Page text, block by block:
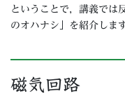
ということで，講義では
のオハナシ」を紹介します
磁気回路